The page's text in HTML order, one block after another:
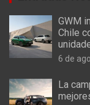
GWM
Chile
6 de
La